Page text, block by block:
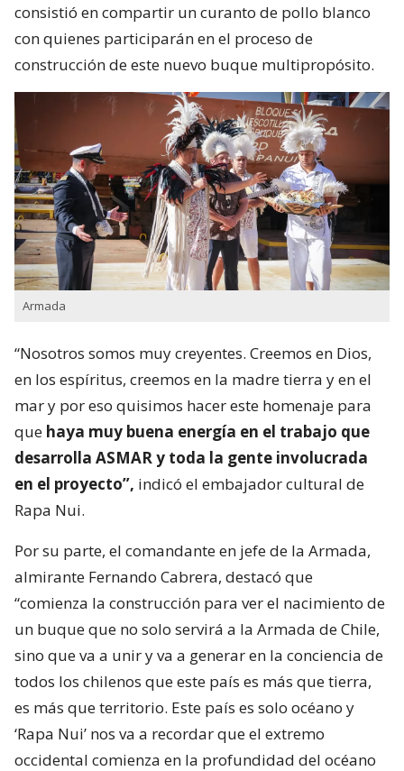
consistió en compartir un curanto de pollo blanco
con quienes participarán en el proceso de
construcción de este nuevo buque multipropósito.
Armada
“Nosotros somos muy creyentes. Creemos en Dios,
en los espíritus, creemos en la madre tierra y en el
mar y por eso quisimos hacer este homenaje para
que haya muy buena energía en el trabajo que
desarrolla ASMAR y toda la gente involucrada
en el proyecto”, indicó el embajador cultural de
Rapa Nui.
Por su parte, el comandante en jefe de la Armada,
almirante Fernando Cabrera, destacó que
“comienza la construcción para ver el nacimiento de
un buque que no solo servirá a la Armada de Chile,
sino que va a unir y va a generar en la conciencia de
todos los chilenos que este país es más que tierra,
es más que territorio. Este país es solo océano y
‘Rapa Nui’ nos va a recordar que el extremo
occidental comienza en la profundidad del océano